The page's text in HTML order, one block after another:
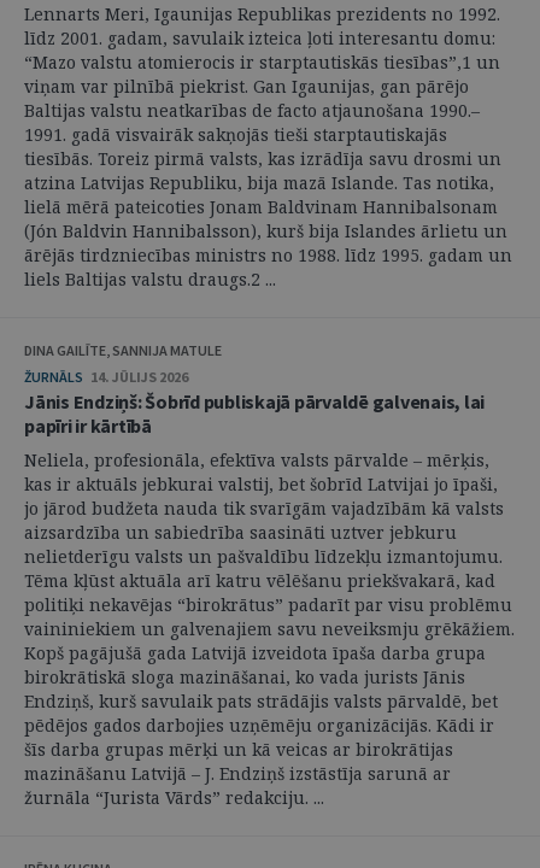
Lennarts Meri, Igaunijas Republikas prezidents no 1992.
līdz 2001. gadam, savulaik izteica ļoti interesantu domu:
“Mazo valstu atomierocis ir starptautiskās tiesības”,1 un
viņam var pilnībā piekrist. Gan Igaunijas, gan pārējo
Baltijas valstu neatkarības de facto atjaunošana 1990.–
1991. gadā visvairāk sakņojās tieši starptautiskajās
tiesībās. Toreiz pirmā valsts, kas izrādīja savu drosmi un
atzina Latvijas Republiku, bija mazā Islande. Tas notika,
lielā mērā pateicoties Jonam Baldvinam Hannibalsonam
(Jón Baldvin Hannibalsson), kurš bija Islandes ārlietu un
ārējās tirdzniecības ministrs no 1988. līdz 1995. gadam un
liels Baltijas valstu draugs.2 ...
DINA GAILĪTE, SANNIJA MATULE
ŽURNĀLS 14. JŪLIJS 2026
Jānis Endziņš: Šobrīd publiskajā pārvaldē galvenais, lai
papīri ir kārtībā
Neliela, profesionāla, efektīva valsts pārvalde – mērķis,
kas ir aktuāls jebkurai valstij, bet šobrīd Latvijai jo īpaši,
jo jārod budžeta nauda tik svarīgām vajadzībām kā valsts
aizsardzība un sabiedrība saasināti uztver jebkuru
nelietderīgu valsts un pašvaldību līdzekļu izmantojumu.
Tēma kļūst aktuāla arī katru vēlēšanu priekšvakarā, kad
politiķi nekavējas “birokrātus” padarīt par visu problēmu
vaininiekiem un galvenajiem savu neveiksmju grēkāžiem.
Kopš pagājušā gada Latvijā izveidota īpaša darba grupa
birokrātiskā sloga mazināšanai, ko vada jurists Jānis
Endziņš, kurš savulaik pats strādājis valsts pārvaldē, bet
pēdējos gados darbojies uzņēmēju organizācijās. Kādi ir
šīs darba grupas mērķi un kā veicas ar birokrātijas
mazināšanu Latvijā – J. Endziņš izstāstīja sarunā ar
žurnāla “Jurista Vārds” redakciju. ...